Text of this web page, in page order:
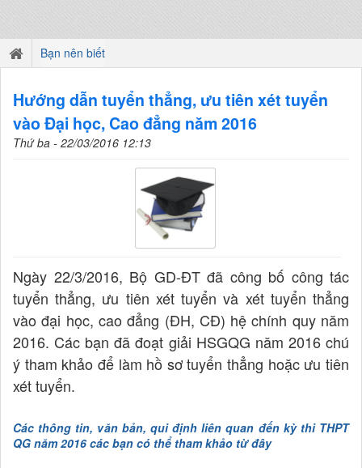
Bạn nên biết
Hướng dẫn tuyển thẳng, ưu tiên xét tuyển
vào Đại học, Cao đẳng năm 2016
Thứ ba - 22/03/2016 12:13
Ngày 22/3/2016, Bộ GD-ĐT đã công bố công tác
tuyển thẳng, ưu tiên xét tuyển và xét tuyển thẳng
vào đại học, cao đẳng (ĐH, CĐ) hệ chính quy năm
2016. Các bạn đã đoạt giải HSGQG năm 2016 chú
ý tham khảo để làm hồ sơ tuyển thẳng hoặc ưu tiên
xét tuyển.
Các thông tin, văn bản, qui định liên quan đến kỳ thi THPT
QG năm 2016 các bạn có thể tham khảo từ đây